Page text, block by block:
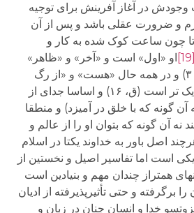
در آغاز آفرینش برای توجیه
و ضرورت عقلی باشد و پس از آن
تا چون ساعت کوک شده به کار و
[19]
او «اول» است و «آخر» و «ظاهر»
است و «باطن» (حدید، ۳) و در همه حال «هست» و «از رگ
کردن» به عالم آدم نزدیک تر است (ق، ۱۶) و اساسا جدای از
گونه که با خلق در آمیزد) و منطقا
آن گونه که بتوان او را از عالم و
اصل باور به خداوند یکتا در اسلام
است اما تفاسیر اصیل و نخستین از
همتراز چندان مهم و بنیادین است
برگرفته و حتی تأثیرپذیرفته از ادیان
خدا و انسان چنان در زبان و